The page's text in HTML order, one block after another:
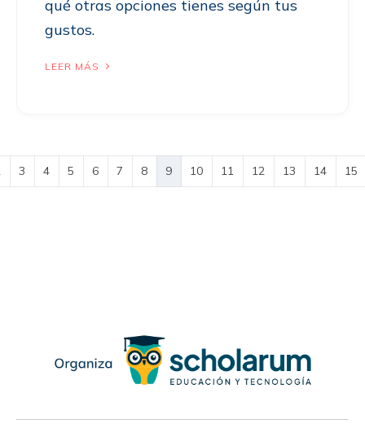
qué otras opciones tienes según tus
gustos.
LEER MÁS
3 4 5 6 7 8 9 10 11 12 13 14 15